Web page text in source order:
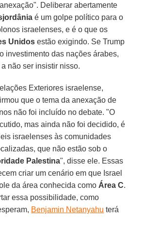
Deliberar abertamente
é um golpe político para o
israelenses, e é o que os
Unidos estão exigindo. Se Trump
investimento das nações árabes,
não ser insistir nisso.
Exteriores israelense,
que o tema da anexação de
não foi incluído no debate. "O
mas ainda não foi decidido, é
israelenses às comunidades
que não estão sob o
Palestina", disse ele. Essas
criar um cenário em que Israel
da área conhecida como Área C.
essa possibilidade, como
Benjamin Netanyahu terá